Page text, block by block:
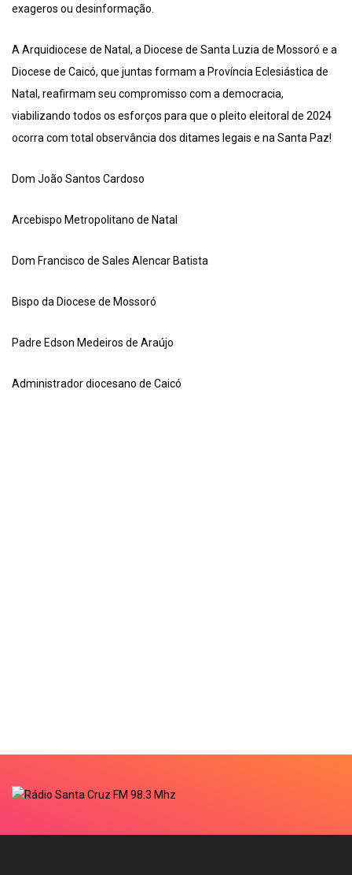
exageros ou desinformação.
A Arquidiocese de Natal, a Diocese de Santa Luzia de Mossoró e a
Diocese de Caicó, que juntas formam a Província Eclesiástica de
Natal, reafirmam seu compromisso com a democracia,
viabilizando todos os esforços para que o pleito eleitoral de 2024
ocorra com total observância dos ditames legais e na Santa Paz!
Dom João Santos Cardoso
Arcebispo Metropolitano de Natal
Dom Francisco de Sales Alencar Batista
Bispo da Diocese de Mossoró
Padre Edson Medeiros de Araújo
Administrador diocesano de Caicó